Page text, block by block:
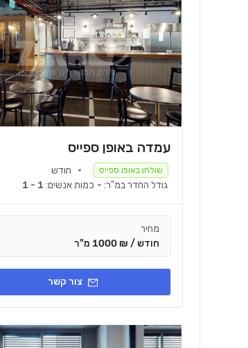
עמדה באופן ספייס
שולחן באופן ספייס
חודש
כמות אנשים:1 - 1 גודל החדר במ"ר: -
מחיר
חודש / ₪ 1000 מ"ר
צור קשר